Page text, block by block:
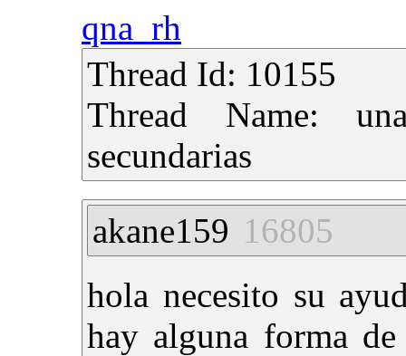
qna_rh
Thread Id: 10155
Thread Name:
secundarias
akane159 16805
hola necesito su
hay alguna forma